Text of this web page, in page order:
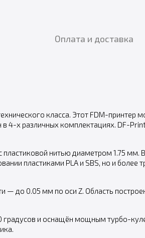
Оплата и доставка
класса. Этот FDM-принтер
4-х различных комплектациях. DF-
пластиковой нитью диаметром 1.75 мм.
пластиками PLA и SBS, но и
до 0.05 мм по оси Z. Область
и оснащён мощным турбо-